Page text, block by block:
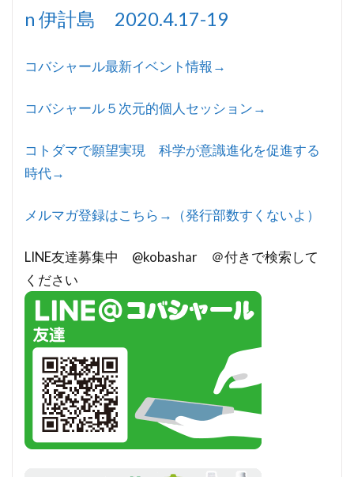
n 伊計島 2020.4.17-19
コバシャール最新イベント情報→
コバシャール５次元的個人セッション→
コトダマで願望実現 科学が意識進化を促進する
時代→
メルマガ登録はこちら→（発行部数すくないよ）
LINE友達募集中 @kobashar ＠付きで検索して
ください